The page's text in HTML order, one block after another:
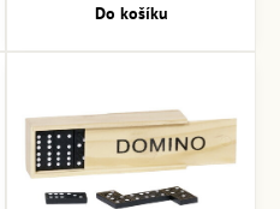
Do košíku